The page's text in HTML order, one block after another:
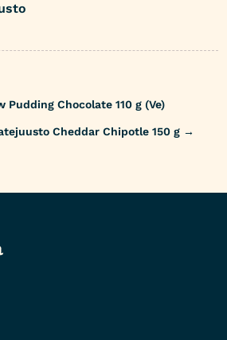
Pudding Chocolate 110 g (Ve)
Cheddar Chipotle 150 g →